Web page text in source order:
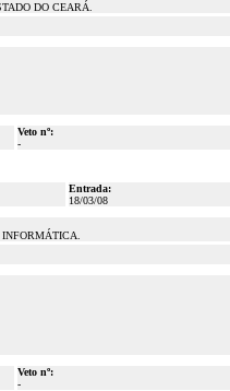
DO CEARÁ.
Veto nº:
-
Entrada:
18/03/08
Veto nº:
-